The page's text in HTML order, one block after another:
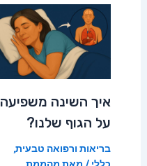
איך השינה משפיעה
על הגוף שלנו?
בריאות ורפואה טבעית,